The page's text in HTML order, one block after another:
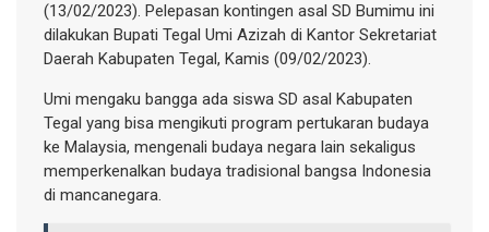
(13/02/2023). Pelepasan kontingen asal SD Bumimu ini
dilakukan Bupati Tegal Umi Azizah di Kantor Sekretariat
Daerah Kabupaten Tegal, Kamis (09/02/2023).
Umi mengaku bangga ada siswa SD asal Kabupaten
Tegal yang bisa mengikuti program pertukaran budaya
ke Malaysia, mengenali budaya negara lain sekaligus
memperkenalkan budaya tradisional bangsa Indonesia
di mancanegara.